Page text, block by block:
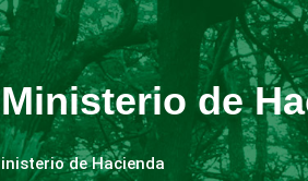
Ministerio de
de Hacienda